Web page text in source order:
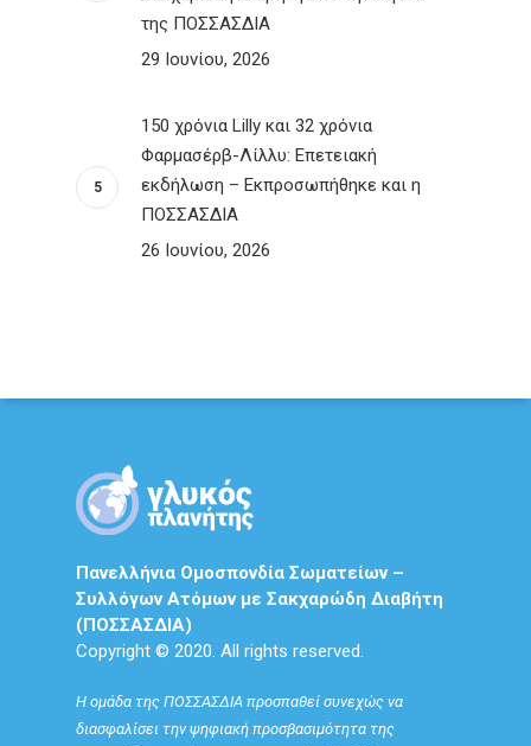
της ΠΟΣΣΑΣΔΙΑ
29 Ιουνίου, 2026
150 χρόνια Lilly και 32 χρόνια
Φαρμασέρβ-Λίλλυ: Eπετειακή
εκδήλωση – Εκπροσωπήθηκε και η
ΠΟΣΣΑΣΔΙΑ
26 Ιουνίου, 2026
Πανελλήνια Ομοσπονδία Σωματείων –
Συλλόγων Ατόμων με Σακχαρώδη Διαβήτη
(ΠΟΣΣΑΣΔΙΑ)
Copyright © 2020. All rights reserved.
Η ομάδα της ΠΟΣΣΑΣΔΙΑ προσπαθεί συνεχώς να
διασφαλίσει την ψηφιακή προσβασιμότητα της